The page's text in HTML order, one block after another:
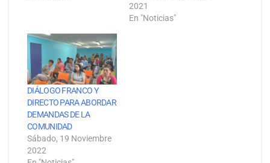
2021
En "Noticias"
DIÁLOGO FRANCO Y
DIRECTO PARA ABORDAR
DEMANDAS DE LA
COMUNIDAD
Sábado, 19 Noviembre
2022